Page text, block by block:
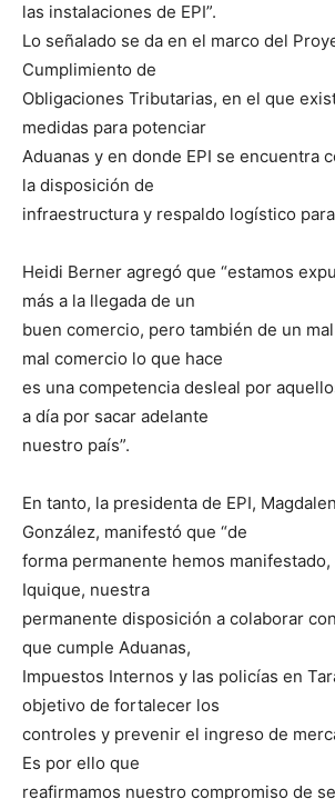
las instalaciones de EPI”.
Lo señalado se da en el marco del
Cumplimiento de
Obligaciones Tributarias, en el que
medidas para potenciar
Aduanas y en donde EPI se encuentra
la disposición de
infraestructura y respaldo logístico
Heidi Berner agregó que “estamos
más a la llegada de un
buen comercio, pero también de un
mal comercio lo que hace
es una competencia desleal por
a día por sacar adelante
nuestro país”.
En tanto, la presidenta de EPI,
González, manifestó que “de
forma permanente hemos
Iquique, nuestra
permanente disposición a colaborar
que cumple Aduanas,
Impuestos Internos y las policías en
objetivo de fortalecer los
controles y prevenir el ingreso de
Es por ello que
reafirmamos nuestro compromiso de